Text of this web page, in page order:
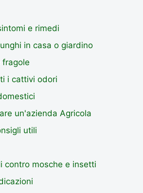
e rimedi
in casa o giardino
fragole
i cattivi odori
un'azienda Agricola
utili
contro mosche e insetti